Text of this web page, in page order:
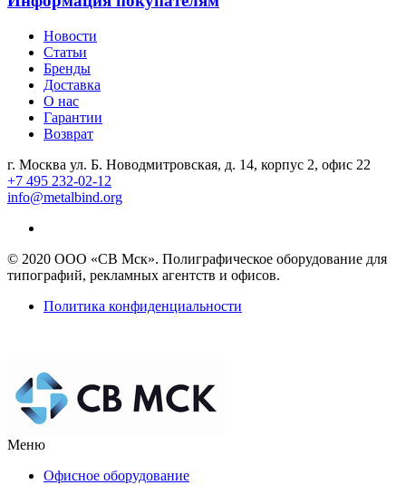
Новости
Статьи
Бренды
Доставка
О нас
Гарантии
Возврат
г. Москва ул. Б. Новодмитровская, д. 14, корпус 2, офис 22
+7 495 232-02-12
info@metalbind.org
© 2020 ООО «СВ Мск». Полиграфическое оборудование для
типографий, рекламных агентств и офисов.
Политика конфиденциальности
Меню
Офисное оборудование